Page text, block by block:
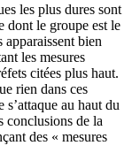
les plus dures sont
dont le groupe est le
apparaissent bien
les mesures
citées plus haut.
rien dans ces
au haut du
conclusions de la
des « mesures